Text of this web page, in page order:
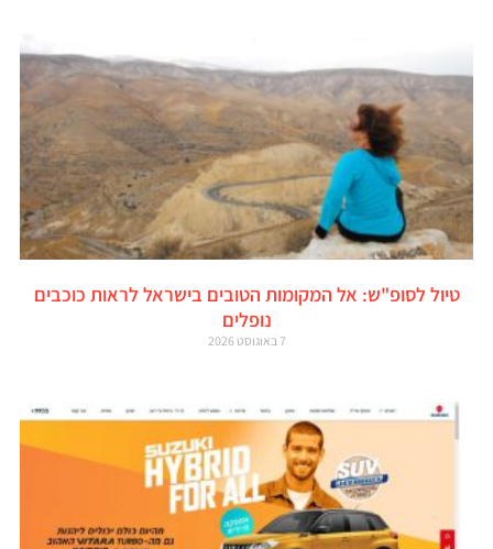
טיול לסופ"ש: אל המקומות הטובים בישראל לראות כוכבים
נופלים
7 באוגוסט 2026